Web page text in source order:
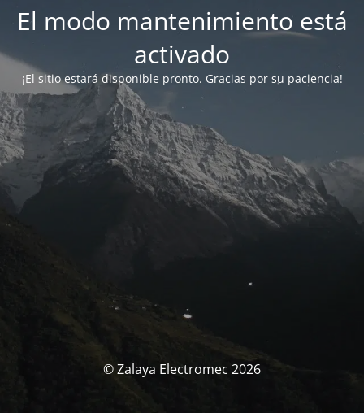
El modo mantenimiento está
activado
¡El sitio estará disponible pronto. Gracias por su paciencia!
© Zalaya Electromec 2026